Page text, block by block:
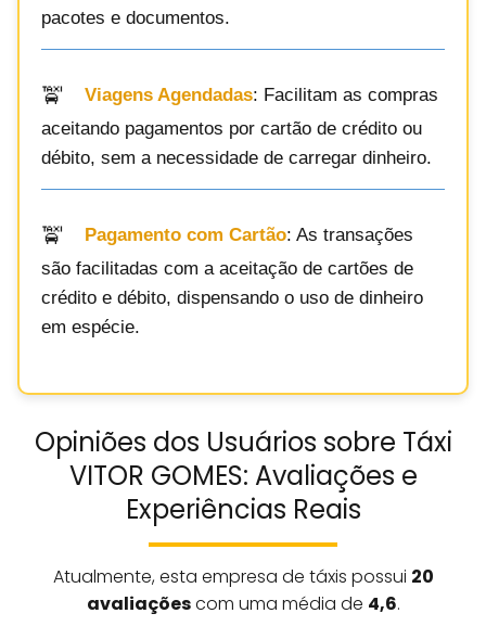
pacotes e documentos.
Viagens Agendadas: Facilitam as compras
aceitando pagamentos por cartão de crédito ou
débito, sem a necessidade de carregar dinheiro.
Pagamento com Cartão: As transações
são facilitadas com a aceitação de cartões de
crédito e débito, dispensando o uso de dinheiro
em espécie.
Opiniões dos Usuários sobre Táxi
VITOR GOMES: Avaliações e
Experiências Reais
Atualmente, esta empresa de táxis possui 20
avaliaçõescom uma média de 4,6.